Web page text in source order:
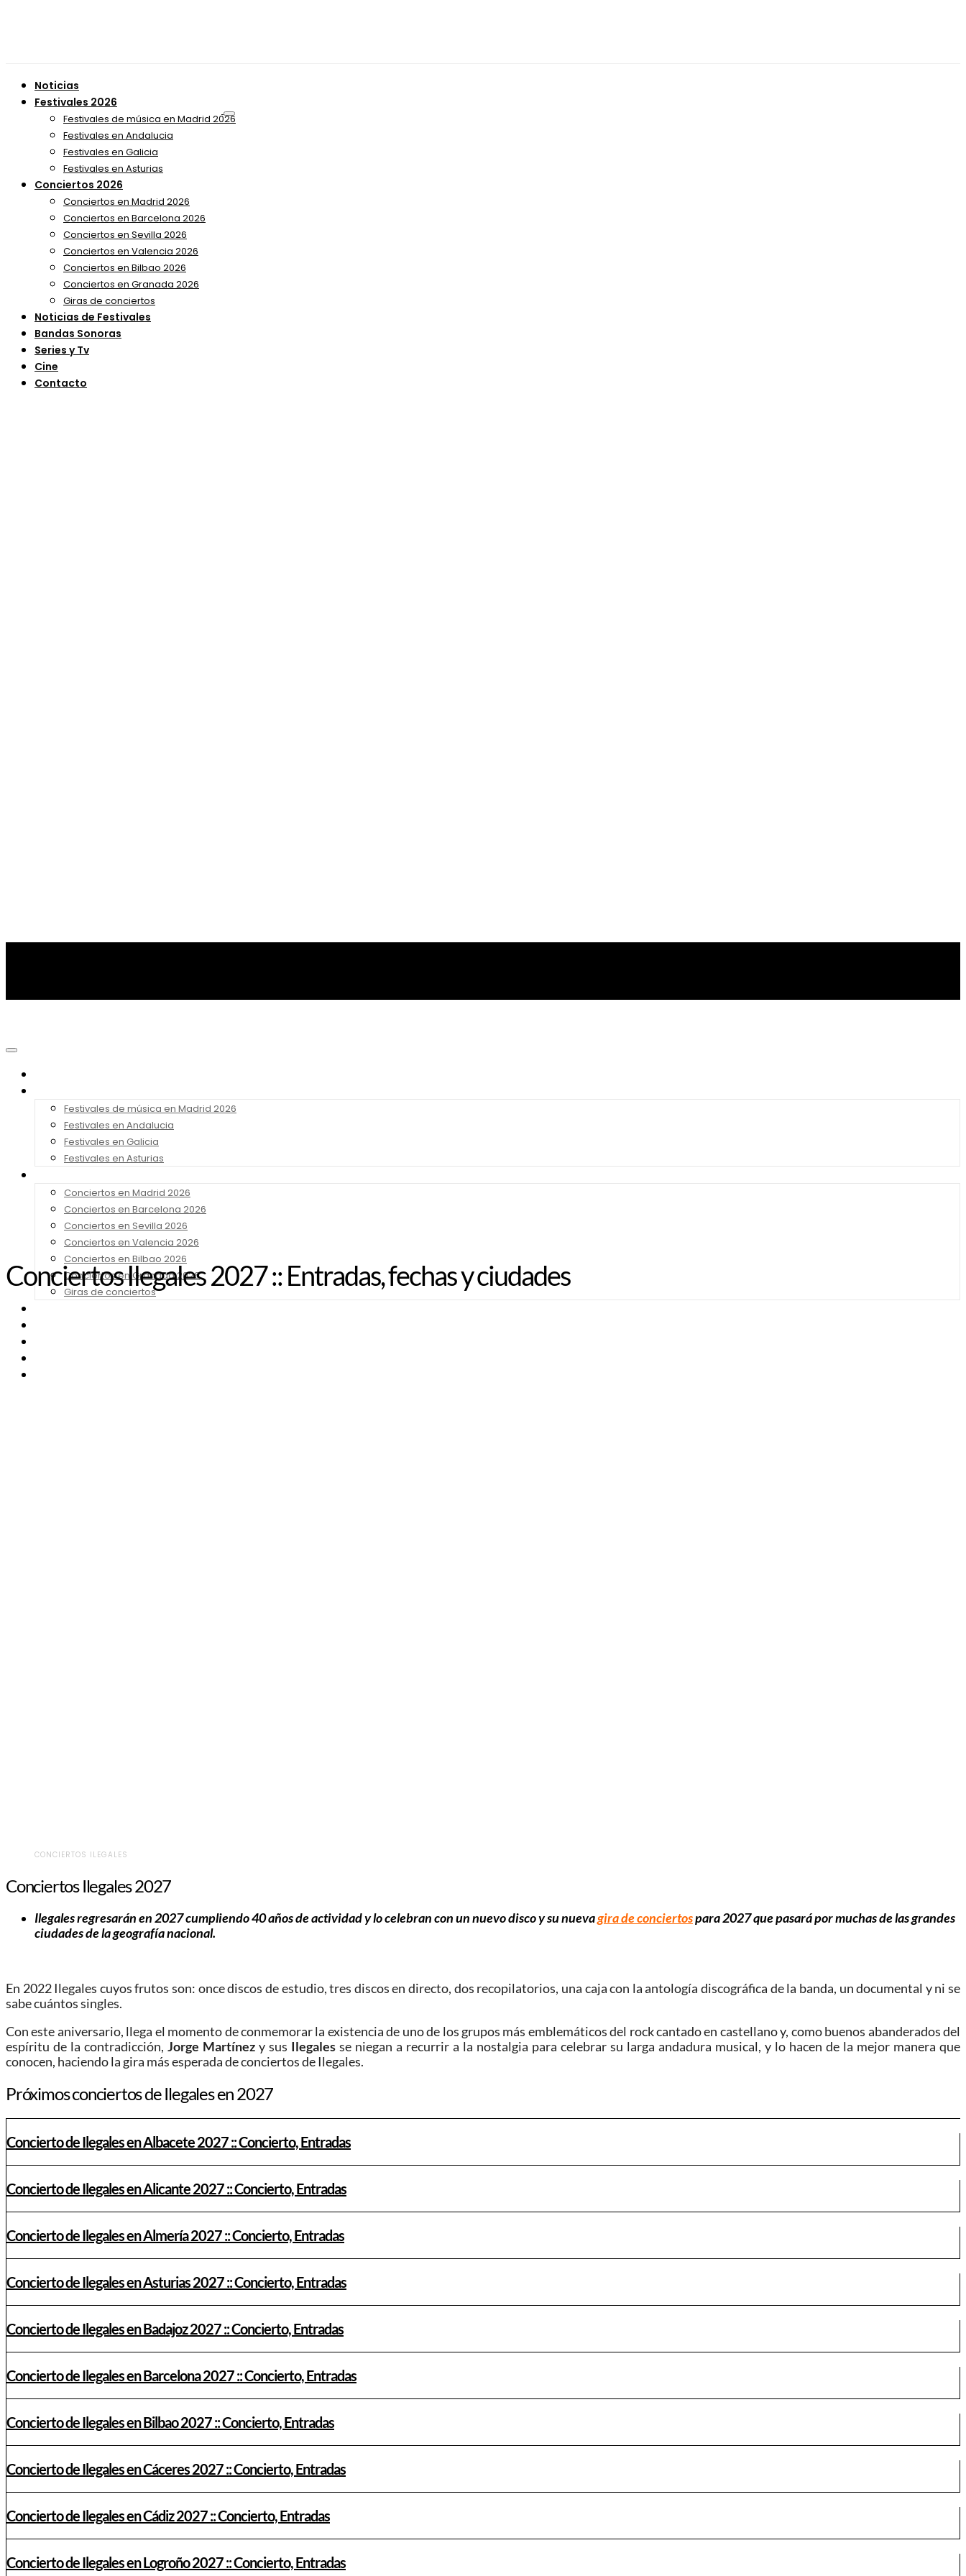
Noticias
Festivales 2026
Festivales de música en Madrid 2026
Festivales en Andalucia
Festivales en Galicia
Festivales en Asturias
Conciertos 2026
Conciertos en Madrid 2026
Conciertos en Barcelona 2026
Conciertos en Sevilla 2026
Conciertos en Valencia 2026
Conciertos en Bilbao 2026
Conciertos en Granada 2026
Giras de conciertos
Noticias de Festivales
Bandas Sonoras
Series y Tv
Cine
Contacto
Festivales de música en Madrid 2026
Festivales en Andalucia
Festivales en Galicia
Festivales en Asturias
Conciertos en Madrid 2026
Conciertos en Barcelona 2026
Conciertos en Sevilla 2026
Conciertos en Valencia 2026
Conciertos en Bilbao 2026
Conciertos en Granada 2026
Giras de conciertos
Conciertos Ilegales 2027 :: Entradas, fechas y ciudades
CONCIERTOS ILEGALES
Conciertos Ilegales 2027
Ilegales regresarán en 2027 cumpliendo 40 años de actividad y lo celebran con un nuevo disco y su nuevagira de conciertospara 2027 que pasará por muchas de las grandes
ciudades de la geografía nacional.
En 2022 Ilegales cuyos frutos son: once discos de estudio, tres discos en directo, dos recopilatorios, una caja con la antología discográfica de la banda, un documental y ni se
sabe cuántos singles.
Con este aniversario, llega el momento de conmemorar la existencia de uno de los grupos más emblemáticos del rock cantado en castellano y, como buenos abanderados del
espíritu de la contradicción, Jorge Martínez y sus Ilegales se niegan a recurrir a la nostalgia para celebrar su larga andadura musical, y lo hacen de la mejor manera que
conocen, haciendo la gira más esperada de conciertos de Ilegales.
Próximos conciertos de Ilegales en 2027
Concierto de Ilegales en Albacete 2027 :: Concierto, Entradas
Concierto de Ilegales en Alicante 2027 :: Concierto, Entradas
Concierto de Ilegales en Almería 2027 :: Concierto, Entradas
Concierto de Ilegales en Asturias 2027 :: Concierto, Entradas
Concierto de Ilegales en Badajoz 2027 :: Concierto, Entradas
Concierto de Ilegales en Barcelona 2027 :: Concierto, Entradas
Concierto de Ilegales en Bilbao 2027 :: Concierto, Entradas
Concierto de Ilegales en Cáceres 2027 :: Concierto, Entradas
Concierto de Ilegales en Cádiz 2027 :: Concierto, Entradas
Concierto de Ilegales en Logroño 2027 :: Concierto, Entradas